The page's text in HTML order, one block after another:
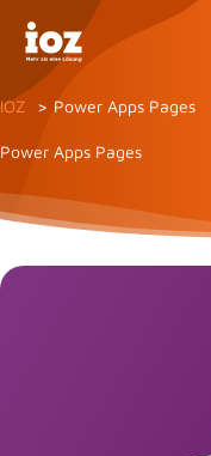
Inhalt
springen
IOZ Power Apps Pages
Power Apps Pages